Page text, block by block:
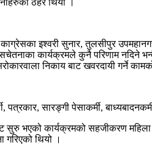
इश्वरी सुनार, तुलसीपुर
कार्यक्रमले कुनै परिणाम नदिने
निकाय बाट खवरदायी गर्ने
पत्रकार, सारङ्गी पेसाकर्मी,
भएको कार्यक्रमको सहजीकरण
गरिएको थियो ।